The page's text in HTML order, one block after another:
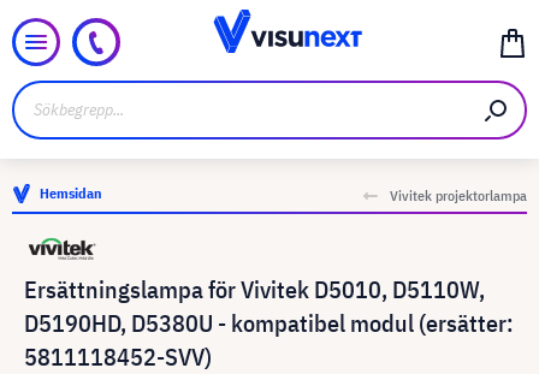
Hemsidan Vivitek projektorlampa
Ersättningslampa för Vivitek D5010, D5110W,
D5190HD, D5380U - kompatibel modul (ersätter:
5811118452-SVV)